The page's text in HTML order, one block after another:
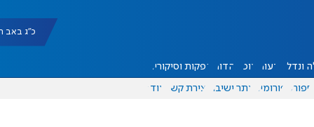
כ"ג באב תשפ"ו
ונדל"ן דעות אוכל יהדות הפקות וסיקורים
ספורט פורומים אתר ישיבה יצירת קשר עוד